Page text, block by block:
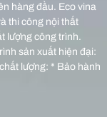
hàng đầu. Eco vina
thi công nội thất
lượng công trình.
sản xuất hiện đại:
lượng: * Bảo hành